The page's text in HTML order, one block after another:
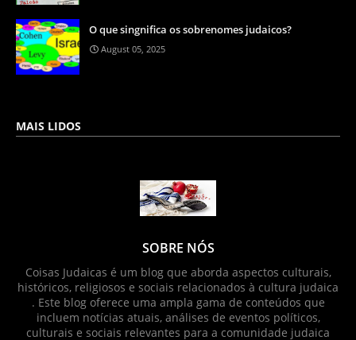
O que singnifica os sobrenomes judaicos?
August 05, 2025
MAIS LIDOS
SOBRE NÓS
Coisas Judaicas é um blog que aborda aspectos culturais,
históricos, religiosos e sociais relacionados à cultura judaica
. Este blog oferece uma ampla gama de conteúdos que
incluem notícias atuais, análises de eventos políticos,
culturais e sociais relevantes para a comunidade judaica